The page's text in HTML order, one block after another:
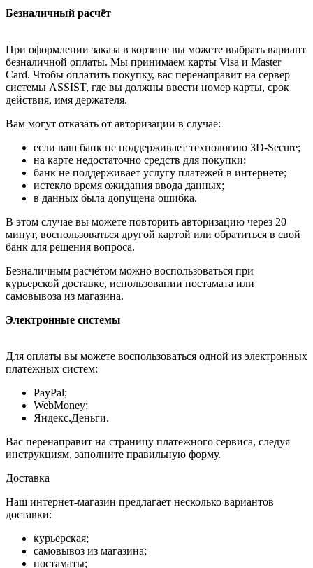
Безналичный расчёт
При оформлении заказа в корзине вы можете выбрать вариант
безналичной оплаты. Мы принимаем карты Visa и Master
Card. Чтобы оплатить покупку, вас перенаправит на сервер
системы ASSIST, где вы должны ввести номер карты, срок
действия, имя держателя.
Вам могут отказать от авторизации в случае:
если ваш банк не поддерживает технологию 3D-Secure;
на карте недостаточно средств для покупки;
банк не поддерживает услугу платежей в интернете;
истекло время ожидания ввода данных;
в данных была допущена ошибка.
В этом случае вы можете повторить авторизацию через 20
минут, воспользоваться другой картой или обратиться в свой
банк для решения вопроса.
Безналичным расчётом можно воспользоваться при
курьерской доставке, использовании постамата или
самовывоза из магазина.
Электронные системы
Для оплаты вы можете воспользоваться одной из электронных
платёжных систем:
PayPal;
WebMoney;
Яндекс.Деньги.
Вас перенаправит на страницу платежного сервиса, следуя
инструкциям, заполните правильную форму.
Доставка
Наш интернет-магазин предлагает несколько вариантов
доставки:
курьерская;
самовывоз из магазина;
постаматы;